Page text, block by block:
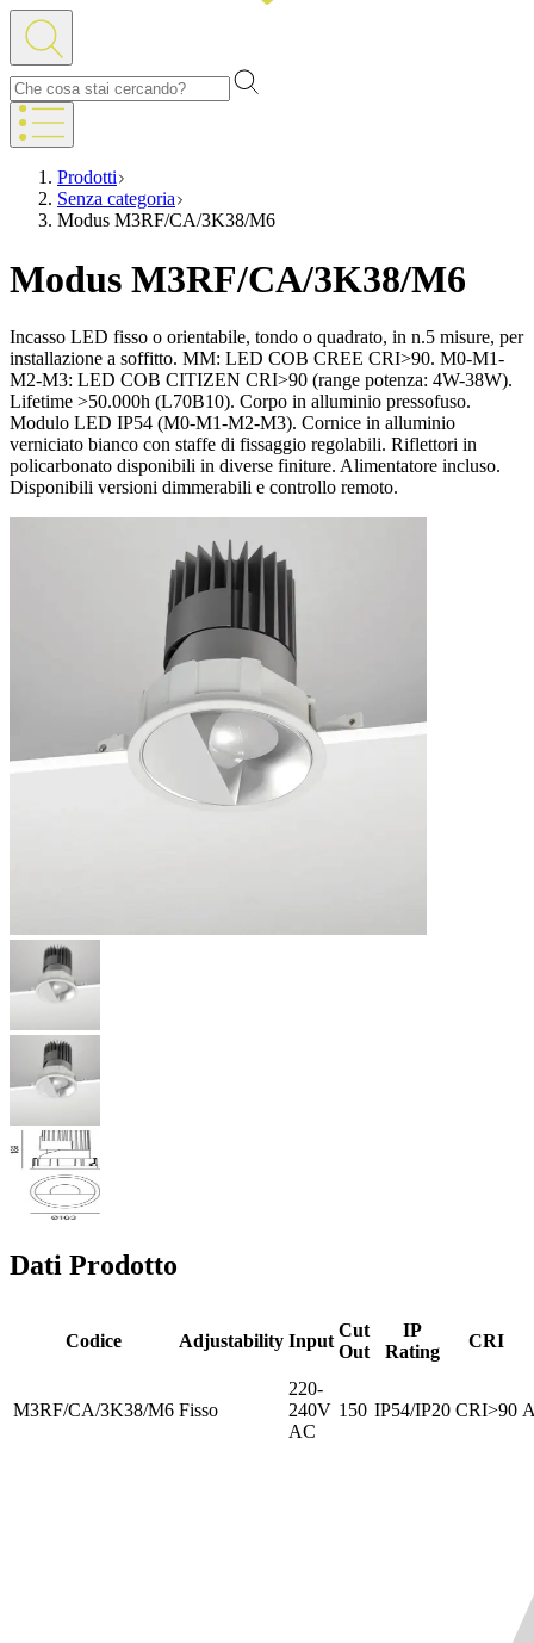
Prodotti
Senza categoria
Modus M3RF/CA/3K38/M6
Modus M3RF/CA/3K38/M6
Incasso LED fisso o orientabile, tondo o quadrato, in n.5 misure, per
installazione a soffitto. MM: LED COB CREE CRI>90. M0-M1-
M2-M3: LED COB CITIZEN CRI>90 (range potenza: 4W-38W).
Lifetime >50.000h (L70B10). Corpo in alluminio pressofuso.
Modulo LED IP54 (M0-M1-M2-M3). Cornice in alluminio
verniciato bianco con staffe di fissaggio regolabili. Riflettori in
policarbonato disponibili in diverse finiture. Alimentatore incluso.
Disponibili versioni dimmerabili e controllo remoto.
Dati Prodotto
Codice Adjustability Input
Cut
Out
IP
Rating
CRI
M3RF/CA/3K38/M6 Fisso
220-
240V
AC
150 IP54/IP20 CRI>90